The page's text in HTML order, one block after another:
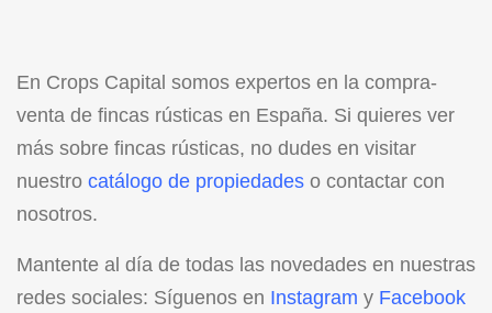
En Crops Capital somos expertos en la compra-
venta de fincas rústicas en España. Si quieres ver
más sobre fincas rústicas, no dudes en visitar
nuestro catálogo de propiedades o contactar con
nosotros.
Mantente al día de todas las novedades en nuestras
redes sociales: Síguenos en Instagram y Facebook